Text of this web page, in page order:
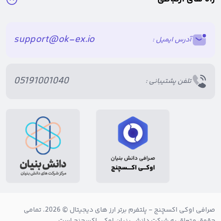
عبور، کد ارسال شده به شماره تماستان را وارد نمایید.
در مرحله بعد باید مراحل احراز هویت را تکمیل کنید. برای تکمیل احراز هویت،
پس از تکمیل مراحل احراز هویت می توانید برای خرید ارز BNB اقدام نمایید.
اولین لازمه خرید بایننس کوین، شارژ حساب کاربری خود است. شما می
پس از اینکه حساب خود را شارژ کردید، می توانید از بخش تبادل سریع اقدام
آدرس ایمیل : support@ok-ex.io
تلفن پشتیبانی : 05191001040
صرافی اوکی اکسچنج
- پلتفرم برتر ارز های دیجیتال © 2026. تمامی